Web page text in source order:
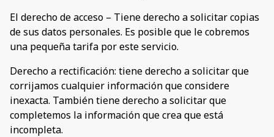
El derecho de acceso – Tiene derecho a solicitar copias
de sus datos personales. Es posible que le cobremos
una pequeña tarifa por este servicio.
Derecho a rectificación: tiene derecho a solicitar que
corrijamos cualquier información que considere
inexacta. También tiene derecho a solicitar que
completemos la información que crea que está
incompleta.